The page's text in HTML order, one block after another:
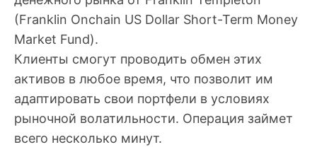
(Franklin Onchain US Dollar Short-Term Money
Market Fund).
Клиенты смогут проводить обмен этих
активов в любое время, что позволит им
адаптировать свои портфели в условиях
рыночной волатильности. Операция займет
всего несколько минут.